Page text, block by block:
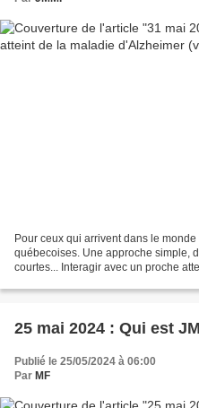
Pour ceux qui arrivent dans le
québecoises. Une approche simple,
courtes... Interagir avec un proche
25 mai 2024 : Qui est
Publié le 25/05/2024 à 06:00
Par MF